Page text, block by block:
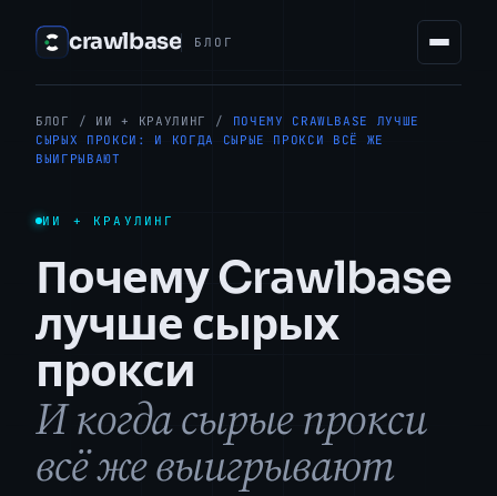
crawlbase БЛОГ
БЛОГ / ИИ + КРАУЛИНГ /
ПОЧЕМУ CRAWLBASE ЛУЧШЕ
СЫРЫХ ПРОКСИ: И КОГДА СЫРЫЕ ПРОКСИ ВСЁ ЖЕ
ВЫИГРЫВАЮТ
ИИ + КРАУЛИНГ
Почему Crawlbase
лучше сырых
прокси
И когда сырые прокси
всё же выигрывают